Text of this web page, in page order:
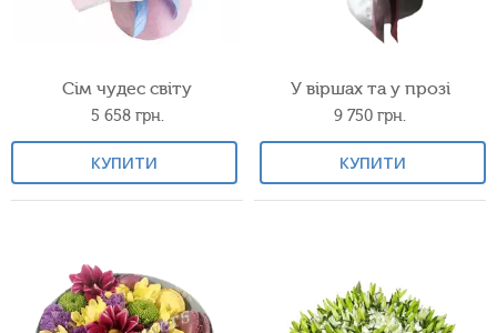
Сім чудес світу
5 658 грн.
КУПИТИ
У віршах та у прозі
9 750 грн.
КУПИТИ